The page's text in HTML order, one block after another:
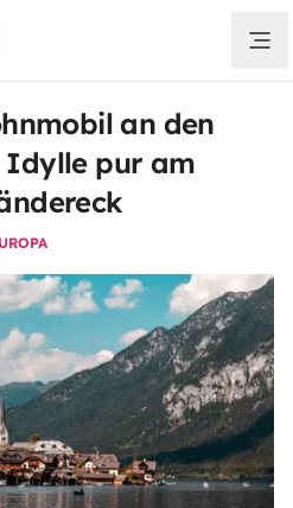
an den
Idylle pur am